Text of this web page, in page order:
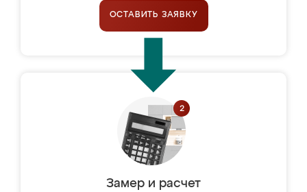
ОСТАВИТЬ ЗАЯВКУ
Замер и расчет